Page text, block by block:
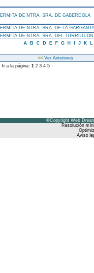
ERMITA DE NTRA. SRA. DE GABERDOLA
ERMITA DE NTRA. SRA. DE LA GARGANTA
ERMITA DE NTRA. SRA. DEL TURRULLÓN
A
B C D E F G H J K L
<<Ver Anteriores
Ir a la página: 1 2 3 4 5
©Copyright Web
Resolución
Aviso